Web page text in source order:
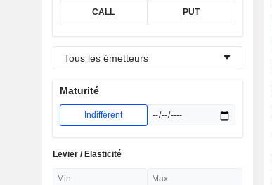
CALL PUT
Tous les émetteurs
Maturité
Indifférent
Levier / Elasticité